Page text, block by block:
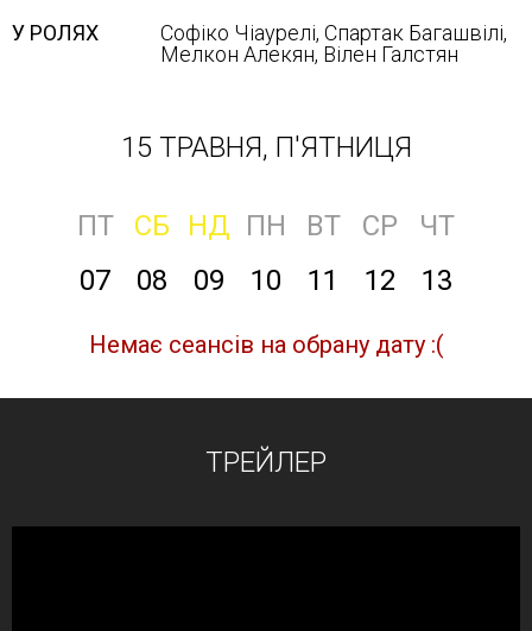
У РОЛЯХ
Софіко Чіаурелі, Спартак Багашвілі,
Мелкон Алекян, Вілен Галстян
15 ТРАВНЯ, П'ЯТНИЦЯ
ПТ СБ НД ПН ВТ СР
ЧТ
07
08 09 10 11 12 13
Немає сеансів на обрану дату :(
ТРЕЙЛЕР